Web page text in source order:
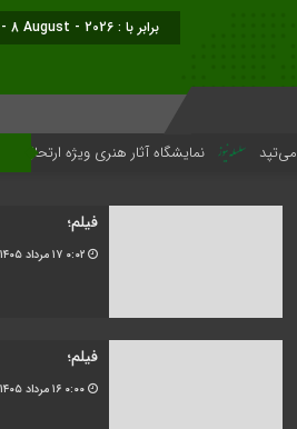
برابر با : Saturday - 8 August - 2026
نمایشگاه آثار هنری ویژه ارتحال امام (ره)برگزار میگردد.
فیلم؛
۰:۰۲ ۱۷ مرداد ۱۴۰۵
فیلم؛
۰:۰۰ ۱۶ مرداد ۱۴۰۵